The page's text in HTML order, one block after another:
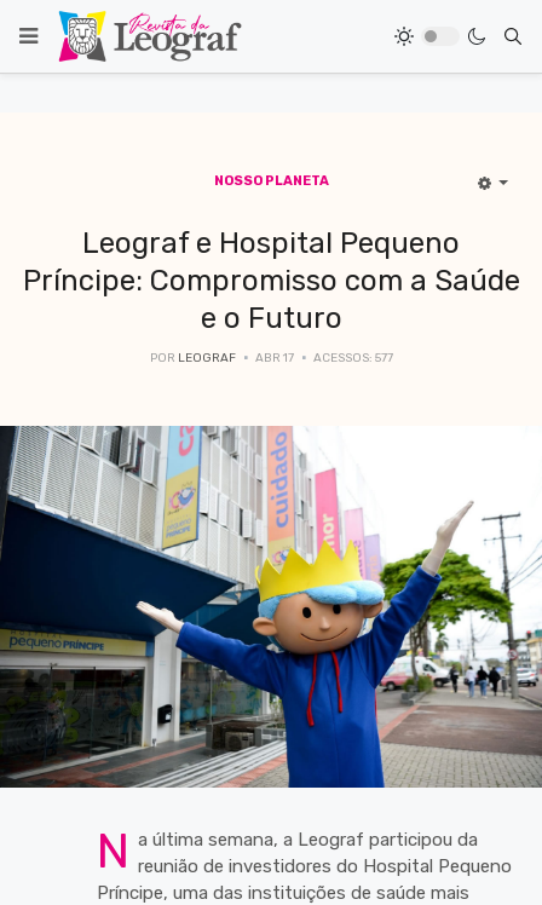
NOSSO PLANETA
Leograf e Hospital Pequeno
Príncipe: Compromisso com a Saúde
e o Futuro
POR LEOGRAF ABR 17 ACESSOS: 577
N a última semana, a Leograf participou da
reunião de investidores do Hospital Pequeno
Príncipe, uma das instituições de saúde mais